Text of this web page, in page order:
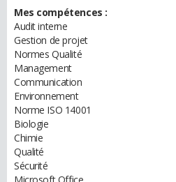
Mes compétences :
Audit interne
Gestion de projet
Normes Qualité
Management
Communication
Environnement
Norme ISO 14001
Biologie
Chimie
Qualité
Sécurité